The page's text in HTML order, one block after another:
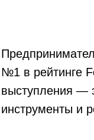
№1 в рейтинге
выступления —
инструменты и